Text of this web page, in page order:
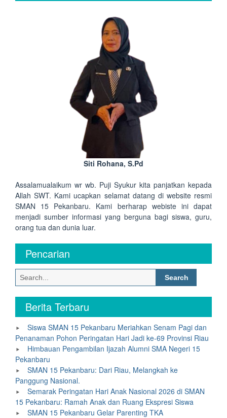
Siti Rohana, S.Pd
Assalamualaikum wr wb. Puji Syukur kita panjatkan kepada
Allah SWT. Kami ucapkan selamat datang di website resmi
SMAN 15 Pekanbaru. Kami berharap webiste ini dapat
menjadi sumber informasi yang berguna bagi siswa, guru,
orang tua dan dunia luar.
Pencarian
Search
for:
Berita Terbaru
Siswa SMAN 15 Pekanbaru Meriahkan Senam Pagi dan
Penanaman Pohon Peringatan Hari Jadi ke-69 Provinsi Riau
Himbauan Pengambilan Ijazah Alumni SMA Negeri 15
Pekanbaru
SMAN 15 Pekanbaru: Dari Riau, Melangkah ke
Panggung Nasional.
Semarak Peringatan Hari Anak Nasional 2026 di SMAN
15 Pekanbaru: Ramah Anak dan Ruang Ekspresi Siswa
SMAN 15 Pekanbaru Gelar Parenting TKA